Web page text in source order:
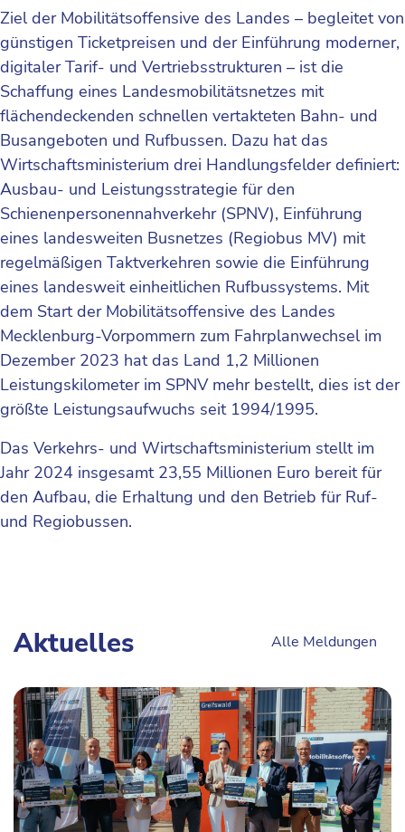
Ziel der Mobilitätsoffensive des Landes – begleitet von
günstigen Ticketpreisen und der Einführung moderner,
digitaler Tarif- und Vertriebsstrukturen – ist die
Schaffung eines Landesmobilitätsnetzes mit
flächendeckenden schnellen vertakteten Bahn- und
Busangeboten und Rufbussen. Dazu hat das
Wirtschaftsministerium drei Handlungsfelder definiert:
Ausbau- und Leistungsstrategie für den
Schienenpersonennahverkehr (SPNV), Einführung
eines landesweiten Busnetzes (Regiobus MV) mit
regelmäßigen Taktverkehren sowie die Einführung
eines landesweit einheitlichen Rufbussystems. Mit
dem Start der Mobilitätsoffensive des Landes
Mecklenburg-Vorpommern zum Fahrplanwechsel im
Dezember 2023 hat das Land 1,2 Millionen
Leistungskilometer im SPNV mehr bestellt, dies ist der
größte Leistungsaufwuchs seit 1994/1995.
Das Verkehrs- und Wirtschaftsministerium stellt im
Jahr 2024 insgesamt 23,55 Millionen Euro bereit für
den Aufbau, die Erhaltung und den Betrieb für Ruf-
und Regiobussen.
Aktuelles Alle Meldungen